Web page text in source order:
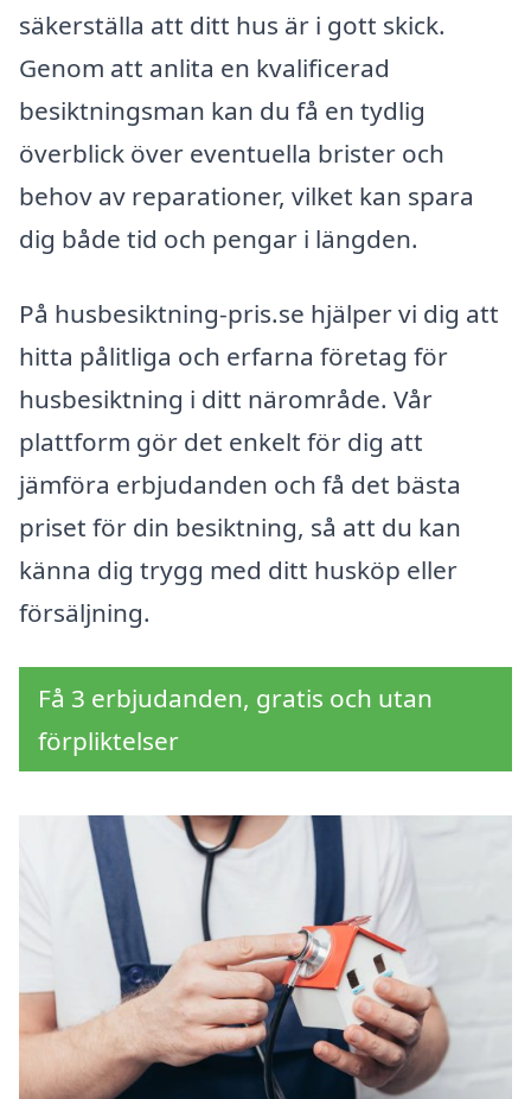
säkerställa att ditt hus är i gott skick.
Genom att anlita en kvalificerad
besiktningsman kan du få en tydlig
överblick över eventuella brister och
behov av reparationer, vilket kan spara
dig både tid och pengar i längden.
På husbesiktning-pris.se hjälper vi dig att
hitta pålitliga och erfarna företag för
husbesiktning i ditt närområde. Vår
plattform gör det enkelt för dig att
jämföra erbjudanden och få det bästa
priset för din besiktning, så att du kan
känna dig trygg med ditt husköp eller
försäljning.
Få 3 erbjudanden, gratis och utan
förpliktelser